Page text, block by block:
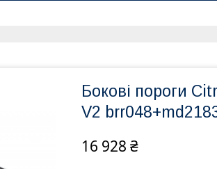
Бокові пороги
V2
16 928 ₴